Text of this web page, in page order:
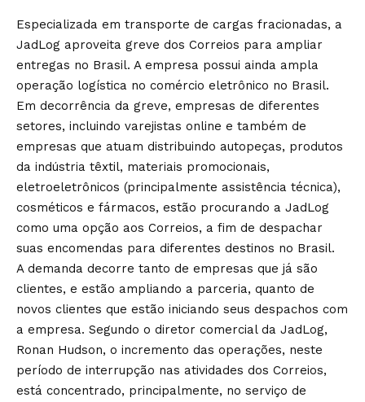
Especializada em transporte de cargas fracionadas, a
JadLog aproveita greve dos Correios para ampliar
entregas no Brasil. A empresa possui ainda ampla
operação logística no comércio eletrônico no Brasil.
Em decorrência da greve, empresas de diferentes
setores, incluindo varejistas online e também de
empresas que atuam distribuindo autopeças, produtos
da indústria têxtil, materiais promocionais,
eletroeletrônicos (principalmente assistência técnica),
cosméticos e fármacos, estão procurando a JadLog
como uma opção aos Correios, a fim de despachar
suas encomendas para diferentes destinos no Brasil.
A demanda decorre tanto de empresas que já são
clientes, e estão ampliando a parceria, quanto de
novos clientes que estão iniciando seus despachos com
a empresa. Segundo o diretor comercial da JadLog,
Ronan Hudson, o incremento das operações, neste
período de interrupção nas atividades dos Correios,
está concentrado, principalmente, no serviço de